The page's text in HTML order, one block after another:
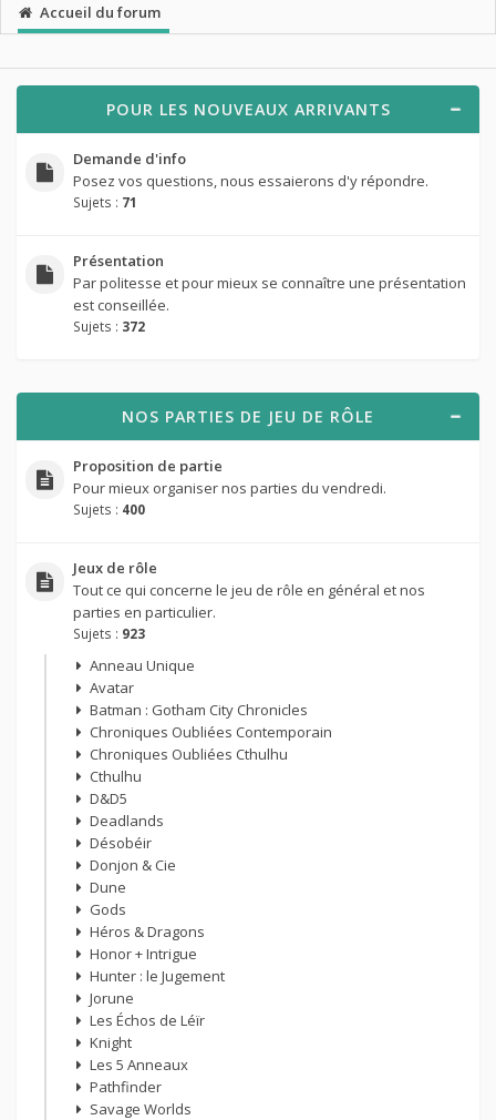
Accueil du forum
POUR LES NOUVEAUX ARRIVANTS
Demande d'info
Posez vos questions, nous essaierons d'y répondre.
Sujets : 71
Présentation
Par politesse et pour mieux se connaître une présentation
est conseillée.
Sujets : 372
NOS PARTIES DE JEU DE RÔLE
Proposition de partie
Pour mieux organiser nos parties du vendredi.
Sujets : 400
Jeux de rôle
Tout ce qui concerne le jeu de rôle en général et nos
parties en particulier.
Sujets : 923
Anneau Unique
Avatar
Batman : Gotham City Chronicles
Chroniques Oubliées Contemporain
Chroniques Oubliées Cthulhu
Cthulhu
D&D5
Deadlands
Désobéir
Donjon & Cie
Dune
Gods
Héros & Dragons
Honor + Intrigue
Hunter : le Jugement
Jorune
Les Échos de Léïr
Knight
Les 5 Anneaux
Pathfinder
Savage Worlds